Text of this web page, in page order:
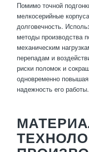
Помимо точной
мелкосерийные
долговечность.
методы производства
механическим
перепадам и
риски поломок и
одновременно
надежность его работы.